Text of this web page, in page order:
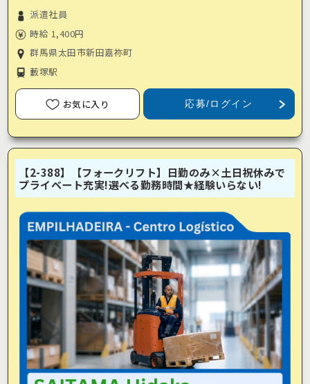
派遣社員
時給 1,400円
群馬県太田市新田嘉祢町
藪塚駅
お気に入り 応募/ログイン
【2-388】【フォークリフト】日勤のみ×土日祝休みで
プライベート充実!選べる勤務時間★経験いらない!